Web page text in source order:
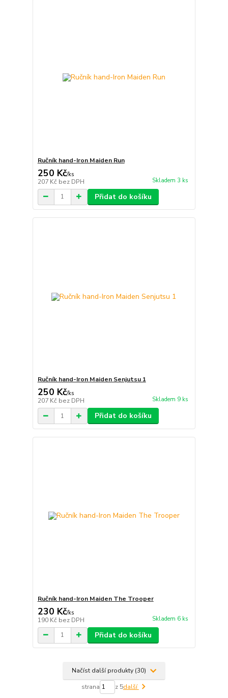
Ručník hand-Iron Maiden Run
250 Kč/ks
207 Kč bez DPH Skladem 3 ks
Přidat do košíku
Ručník hand-Iron Maiden Senjutsu 1
250 Kč/ks
207 Kč bez DPH Skladem 9 ks
Přidat do košíku
Ručník hand-Iron Maiden The Trooper
230 Kč/ks
190 Kč bez DPH Skladem 6 ks
Přidat do košíku
Načíst další produkty (30)
strana z 5další